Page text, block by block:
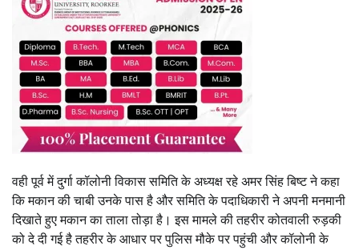
वही पूर्व में दुर्गा कॉलोनी विकास समिति के अध्यक्ष रहे अमर सिंह बिष्ट ने कहा
कि मकान की चाबी उनके पास है और समिति के पदाधिकारी ने अपनी मनमानी
दिखाते हुए मकान का ताला तोड़ा है। इस मामले की तहरीर कोतवाली रुड़की
को दे दी गई है तहरीर के आधार पर पुलिस मौके पर पहुंची और कॉलोनी के